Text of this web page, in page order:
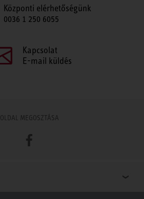
Központi elérhetőségünk
0036 1 250 6055
Kapcsolat
E-mail küldés
OLDAL MEGOSZTÁSA
Facebook